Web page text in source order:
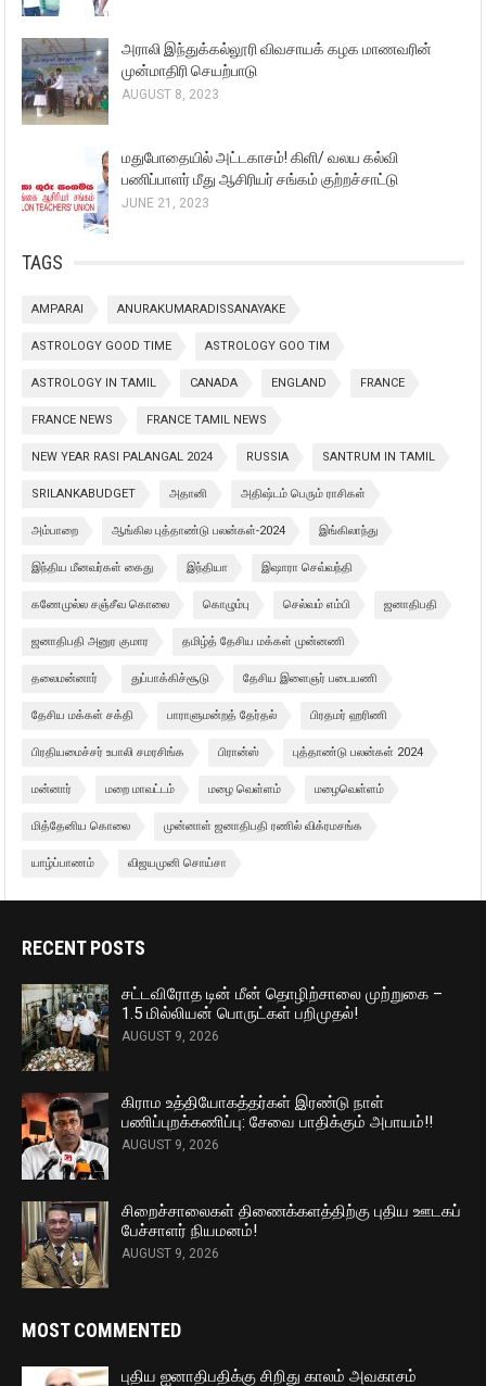
அராலி இந்துக்கல்லூரி விவசாயக் கழக மாணவரின்
முன்மாதிரி செயற்பாடு
AUGUST 8, 2023
மதுபோதையில் அட்டகாசம்! கிளி/ வலய கல்வி
பணிப்பாளர் மீது ஆசிரியர் சங்கம் குற்றச்சாட்டு
JUNE 21, 2023
TAGS
AMPARAI ANURAKUMARADISSANAYAKE
ASTROLOGY GOOD TIME ASTROLOGY GOO TIM
ASTROLOGY IN TAMIL CANADA ENGLAND FRANCE
FRANCE NEWS FRANCE TAMIL NEWS
NEW YEAR RASI PALANGAL 2024 RUSSIA SANTRUM IN TAMIL
SRILANKABUDGET அதானி அதிஷ்டம் பெரும் ராசிகள்
அம்பாறை ஆங்கில புத்தாண்டு பலன்கள்-2024 இங்கிலாந்து
இந்திய மீனவர்கள் கைது இந்தியா இஷாரா செவ்வந்தி
கணேமுல்ல சஞ்சீவ கொலை கொழும்பு செல்வம் எம்பி ஜனாதிபதி
ஜனாதிபதி அனுர குமார தமிழ்த் தேசிய மக்கள் முன்னணி
தலைமன்னார் துப்பாக்கிச்சூடு தேசிய இளைஞர் படையணி
தேசிய மக்கள் சக்தி பாராளுமன்றத் தேர்தல் பிரதமர் ஹரிணி
பிரதியமைச்சர் உபாலி சமரசிங்க பிரான்ஸ் புத்தாண்டு பலன்கள் 2024
மன்னார் மறை மாவட்டம் மழை வெள்ளம் மழைவெள்ளம்
மித்தேனிய கொலை முன்னாள் ஜனாதிபதி ரணில் விக்ரமசங்க
யாழ்ப்பாணம் விஜயமுனி சொய்சா
RECENT POSTS
சட்டவிரோத டின் மீன் தொழிற்சாலை முற்றுகை –
1.5 மில்லியன் பொருட்கள் பறிமுதல்!
AUGUST 9, 2026
கிராம உத்தியோகத்தர்கள் இரண்டு நாள்
பணிப்புறக்கணிப்பு: சேவை பாதிக்கும் அபாயம்!!
AUGUST 9, 2026
சிறைச்சாலைகள் திணைக்களத்திற்கு புதிய ஊடகப்
பேச்சாளர் நியமனம்!
AUGUST 9, 2026
MOST COMMENTED
புதிய ஐனாதிபதிக்கு சிறிது காலம் அவகாசம்